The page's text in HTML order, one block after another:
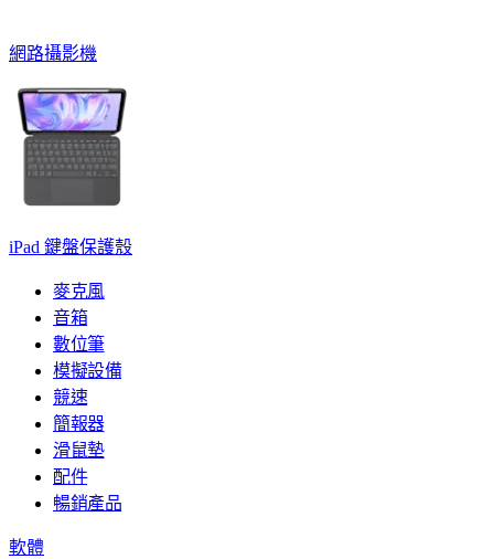
網路攝影機
iPad 鍵盤保護殼
麥克風
音箱
數位筆
模擬設備
競速
簡報器
滑鼠墊
配件
暢銷產品
軟體